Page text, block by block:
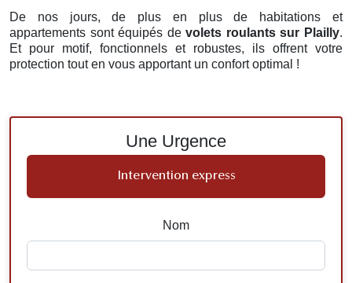
De nos jours, de plus en plus de habitations et
appartements sont équipés devolets roulants sur Plailly.
Et pour motif, fonctionnels et robustes, ils offrent votre
protection tout en vous apportant un confort optimal !
Une Urgence
Intervention express
Nom